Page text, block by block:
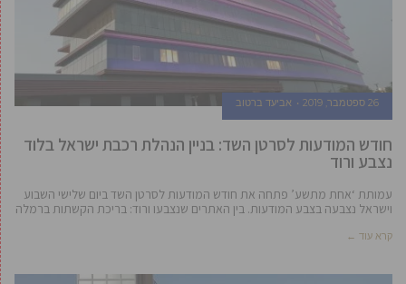
26 ספטמבר, 2019 אביעד ברטוב
חודש המודעות לסרטן השד: בניין הנהלת רכבת ישראל בלוד
נצבע ורוד
עמותת ‘אחת מתשע’ פתחה את חודש המודעות לסרטן השד ביום שלישי השבוע
וישראל נצבעה בצבע המודעות. בין האתרים שנצבעו ורוד: בריכת הקשתות ברמלה
קרא עוד ←